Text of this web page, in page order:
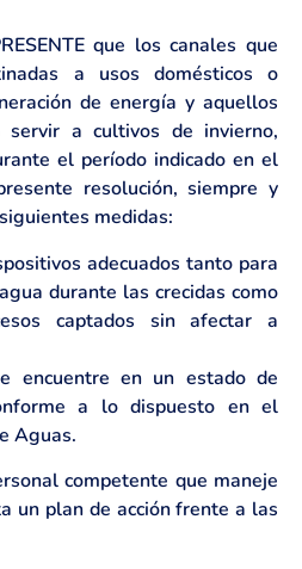
que los canales que
a usos domésticos o
de energía y aquellos
a cultivos de invierno,
el período indicado en el
resolución, siempre y
medidas:
adecuados tanto para
durante las crecidas como
captados sin afectar a
encuentre en un estado de
a lo dispuesto en el
Aguas.
competente que maneje
un plan de acción frente a las